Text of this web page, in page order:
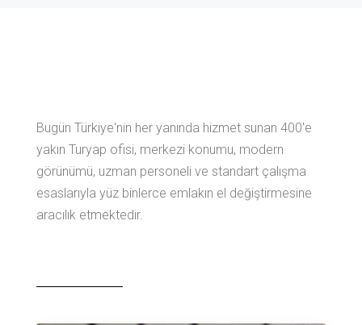
Bugün Türkiye'nin her yanında hizmet sunan 400'e
yakın Turyap ofisi, merkezi konumu, modern
görünümü, uzman personeli ve standart çalışma
esaslarıyla yüz binlerce emlakın el değiştirmesine
aracılık etmektedir.